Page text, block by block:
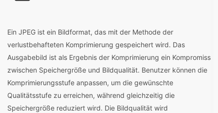
Ein JPEG ist ein Bildformat, das mit der Methode der
verlustbehafteten Komprimierung gespeichert wird. Das
Ausgabebild ist als Ergebnis der Komprimierung ein Kompromiss
zwischen Speichergröße und Bildqualität. Benutzer können die
Komprimierungsstufe anpassen, um die gewünschte
Qualitätsstufe zu erreichen, während gleichzeitig die
Speichergröße reduziert wird. Die Bildqualität wird